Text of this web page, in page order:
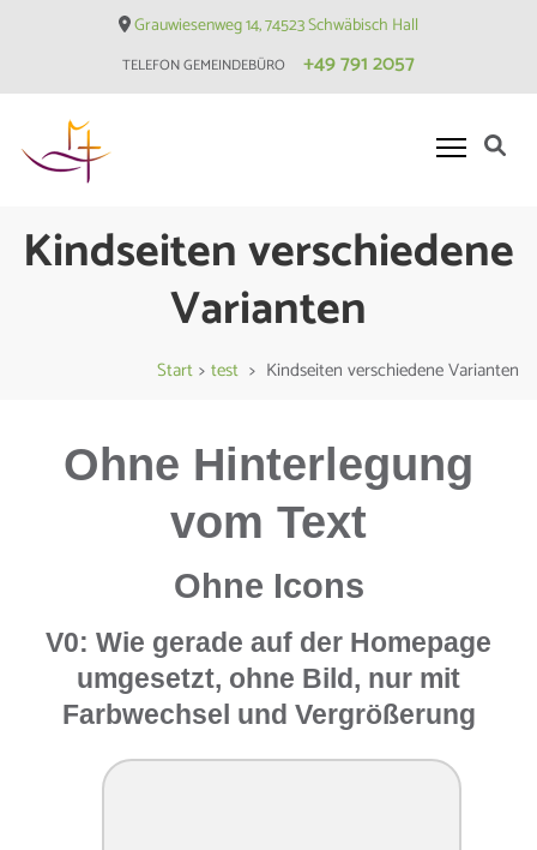
Grauwiesenweg 14, 74523 Schwäbisch Hall
TELEFON GEMEINDEBÜRO +49 791 2057
Hessental
Kindseiten verschiedene
Varianten
Start > test > Kindseiten verschiedene Varianten
Ohne Hinterlegung
vom Text
Ohne Icons
V0: Wie gerade auf der Homepage
umgesetzt, ohne Bild, nur mit
Farbwechsel und Vergrößerung